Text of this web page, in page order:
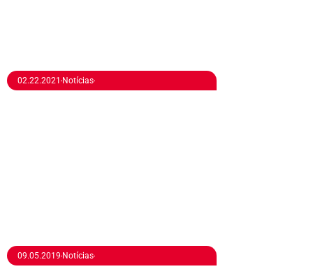
02.22.2021 Notícias
09.05.2019 Notícias